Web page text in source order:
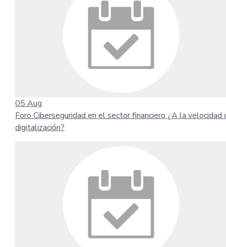
05 Aug
Foro Ciberseguridad en el sector financiero ¿A la velocidad
digitalización?